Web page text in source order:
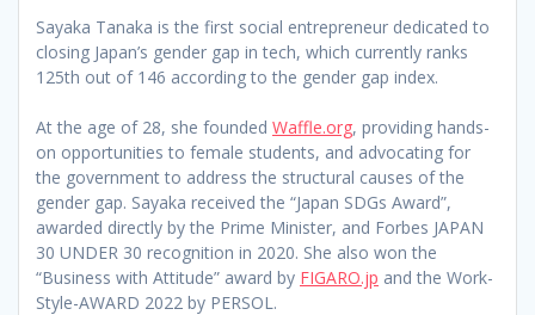
Sayaka Tanaka is the first social entrepreneur dedicated to
closing Japan’s gender gap in tech, which currently ranks
125th out of 146 according to the gender gap index.
At the age of 28, she founded Waffle.org, providing hands-
on opportunities to female students, and advocating for
the government to address the structural causes of the
gender gap. Sayaka received the “Japan SDGs Award”,
awarded directly by the Prime Minister, and Forbes JAPAN
30 UNDER 30 recognition in 2020. She also won the
“Business with Attitude” award by FIGARO.jp and the Work-
Style-AWARD 2022 by PERSOL.